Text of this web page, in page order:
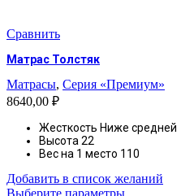
на
Сравнить
Матрас Толстяк
Матрасы, Серия «Премиум»
8640,00 ₽
Жесткость Ниже средней
Высота 22
Вес на 1 место 110
Добавить в список желаний
Выберите параметрыЭтот